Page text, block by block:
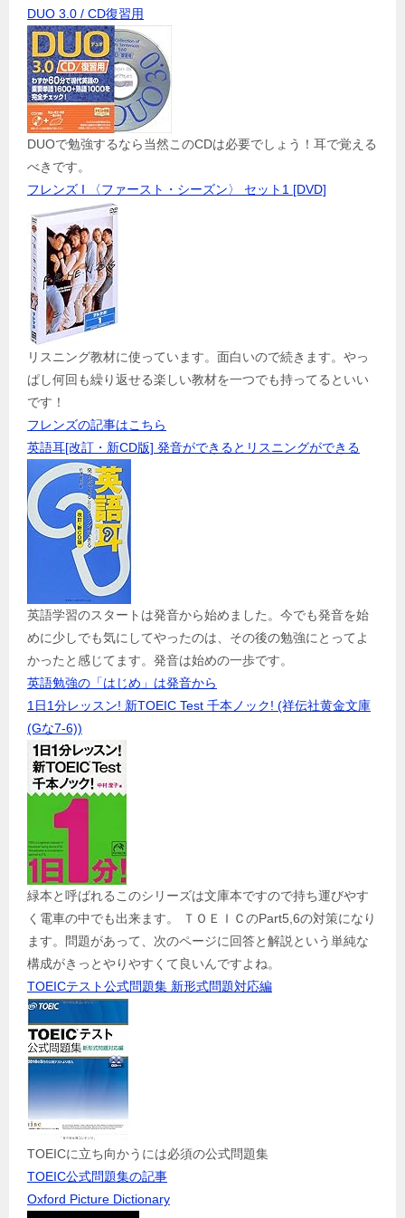
DUO 3.0 / CD復習用
DUOで勉強するなら当然このCDは必要でしょう！耳で覚える
べきです。
フレンズ I 〈ファースト・シーズン〉 セット1 [DVD]
リスニング教材に使っています。面白いので続きます。やっ
ぱし何回も繰り返せる楽しい教材を一つでも持ってるといい
です！
フレンズの記事はこちら
英語耳[改訂・新CD版] 発音ができるとリスニングができる
英語学習のスタートは発音から始めました。今でも発音を始
めに少しでも気にしてやったのは、その後の勉強にとってよ
かったと感じてます。発音は始めの一歩です。
英語勉強の「はじめ」は発音から
1日1分レッスン! 新TOEIC Test 千本ノック! (祥伝社黄金文庫
(Gな7-6))
緑本と呼ばれるこのシリーズは文庫本ですので持ち運びやす
く電車の中でも出来ます。 ＴＯＥＩＣのPart5,6の対策になり
ます。問題があって、次のページに回答と解説という単純な
構成がきっとやりやすくて良いんですよね。
TOEICテスト公式問題集 新形式問題対応編
TOEICに立ち向かうには必須の公式問題集
TOEIC公式問題集の記事
Oxford Picture Dictionary